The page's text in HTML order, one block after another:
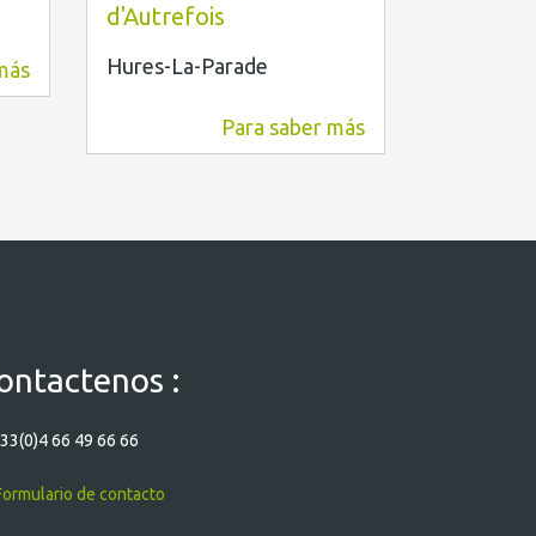
d'Autrefois
Hures-La-Parade
Para saber más
:
66 49 66 66
de contacto